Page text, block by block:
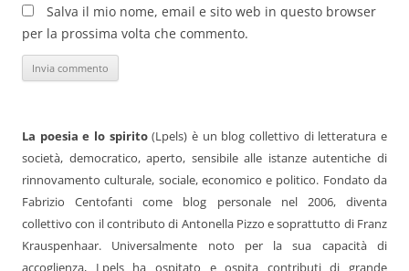
Salva il mio nome, email e sito web in questo browser
per la prossima volta che commento.
La poesia e lo spirito(Lpels) è un blog collettivo di letteratura e
società, democratico, aperto, sensibile alle istanze autentiche di
rinnovamento culturale, sociale, economico e politico. Fondato da
Fabrizio Centofanti come blog personale nel 2006, diventa
collettivo con il contributo di Antonella Pizzo e soprattutto di Franz
Krauspenhaar. Universalmente noto per la sua capacità di